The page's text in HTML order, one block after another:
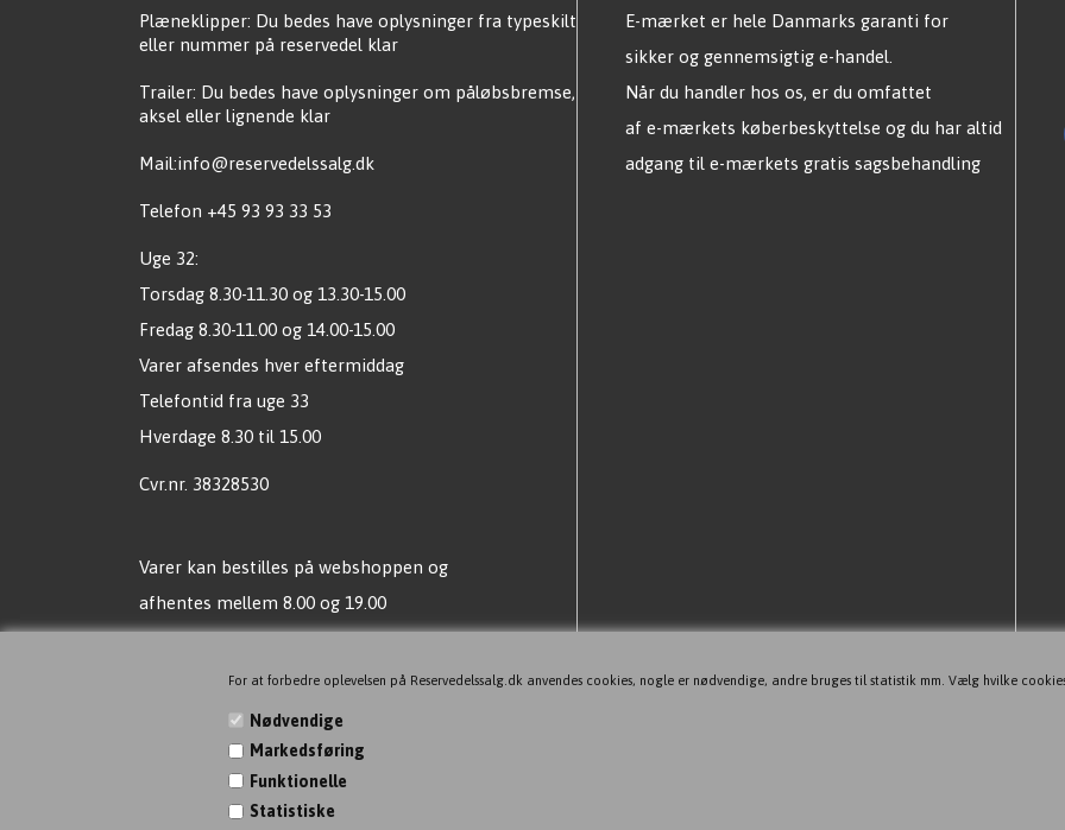
For at forbedre oplevelsen på Reservedelssalg.dk anvendes cookies, nogle er nødvendige, andre bruges til statistik mm. Vælg hvilke
Nødvendige
Markedsføring
Funktionelle
Statistiske
Plæneklipper: Du bedes have oplysninger fra typeskilt
eller nummer på reservedel klar
Trailer: Du bedes have oplysninger om påløbsbremse,
aksel eller lignende klar
Mail:info@reservedelssalg.dk
Telefon +45 93 93 33 53
Uge 32:
Torsdag 8.30-11.30 og 13.30-15.00
Fredag 8.30-11.00 og 14.00-15.00
Varer afsendes hver eftermiddag
Telefontid fra uge 33
Hverdage 8.30 til 15.00
Cvr.nr. 38328530
Varer kan bestilles på webshoppen og
afhentes mellem 8.00 og 19.00
komme alligevel, så bare aftal tid!
Ingen kortbetaling ved fremmøde, men gerne
MOBILEPAY!
E-mærket er hele Danmarks garanti for
sikker og gennemsigtig e-handel.
Når du handler hos os, er du omfattet
af e-mærkets køberbeskyttelse og du har altid
adgang til e-mærkets gratis sagsbehandling